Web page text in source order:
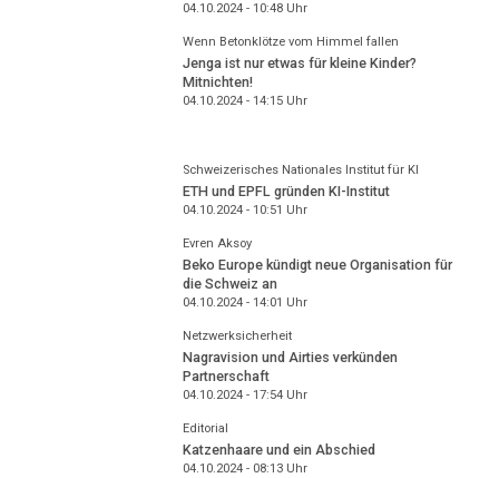
04.10.2024 - 10:48Uhr
Wenn Betonklötze vom Himmel fallen
Jenga ist nur etwas für kleine Kinder?
Mitnichten!
04.10.2024 - 14:15Uhr
Schweizerisches Nationales Institut für KI
ETH und EPFL gründen KI-Institut
04.10.2024 - 10:51 Uhr
Evren Aksoy
Beko Europe kündigt neue Organisation für
die Schweiz an
04.10.2024 - 14:01 Uhr
Netzwerksicherheit
Nagravision und Airties verkünden
Partnerschaft
04.10.2024 - 17:54Uhr
Editorial
Katzenhaare und ein Abschied
04.10.2024 - 08:13Uhr